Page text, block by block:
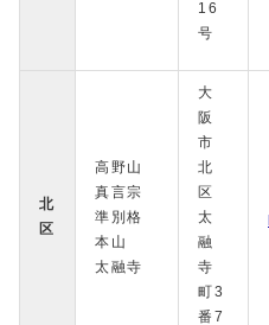
16
号
北
区
高野山
真言宗
準別格
本山
太融寺
大
阪
市
北
区
太
融
寺
町3
番7